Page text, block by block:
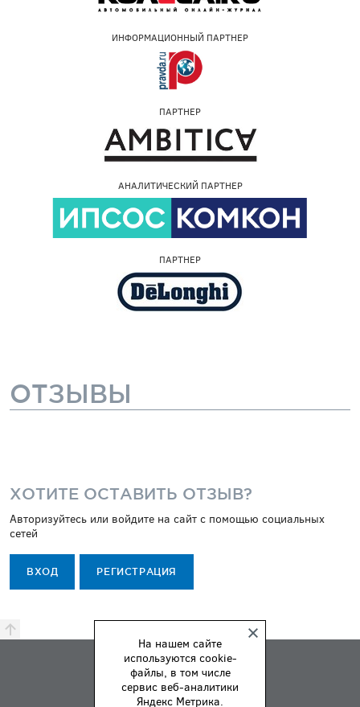
ИНФОРМАЦИОННЫЙ ПАРТНЕР
ПАРТНЕР
АНАЛИТИЧЕСКИЙ ПАРТНЕР
ПАРТНЕР
ОТЗЫВЫ
ХОТИТЕ ОСТАВИТЬ ОТЗЫВ?
Авторизуйтесь или войдите на сайт с помощью социальных
сетей
ВХОД РЕГИСТРАЦИЯ
ПРЕМИЯ
ПРАВИЛА
На нашем сайте
используются cookie-
файлы, в том числе
сервис веб-аналитики
Яндекс Метрика.